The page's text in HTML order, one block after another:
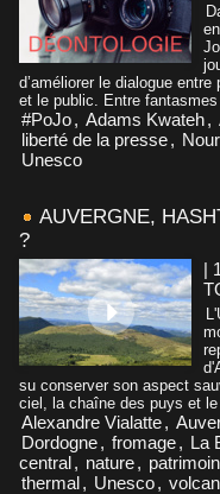
d’améliorer le dialogue
et le public. Entre
#PoJo, Adams Kwateh,
liberté de la presse,
Unesco
AUVERGNE,
?
|
su conserver son aspect
ciel, la chaîne des puys et
Alexandre Vialatte,
Dordogne, fromage, La
central, nature,
thermal, Unesco,